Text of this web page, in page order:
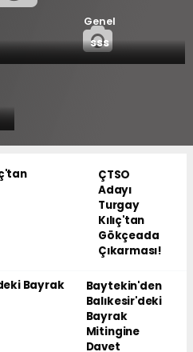
Genel
sss
ÇTSO
Adayı
Turgay
Kılıç'tan
Gökçeada
Çıkarması!
Baytekin'den
Balıkesir'deki
Bayrak
Mitingine
Davet